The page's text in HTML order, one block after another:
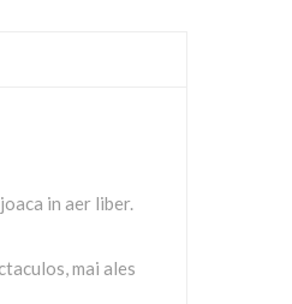
in aer liber.
mai ales